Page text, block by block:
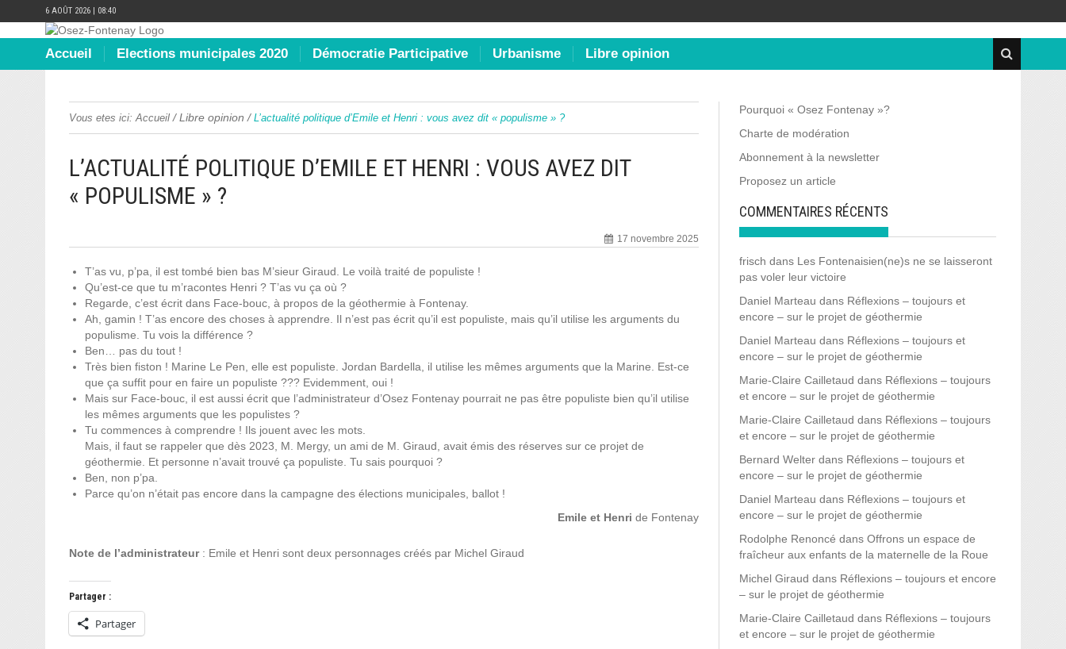
6 AOÛT 2026 | 08:40
Accueil Elections municipales 2020 Démocratie Participative Urbanisme Libre opinion
Vous etes ici: Accueil /Libre opinion / L’actualité politique d’Emile et Henri : vous avez dit « populisme » ?
L’ACTUALITÉ POLITIQUE D’EMILE ET HENRI : VOUS AVEZ DIT
« POPULISME » ?
17 novembre 2025
T’as vu, p’pa, il est tombé bien bas M’sieur Giraud. Le voilà traité de populiste !
Qu’est-ce que tu m’racontes Henri ? T’as vu ça où ?
Regarde, c’est écrit dans Face-bouc, à propos de la géothermie à Fontenay.
Ah, gamin ! T’as encore des choses à apprendre. Il n’est pas écrit qu’il est populiste, mais qu’il utilise les arguments du
populisme. Tu vois la différence ?
Ben… pas du tout !
Très bien fiston ! Marine Le Pen, elle est populiste. Jordan Bardella, il utilise les mêmes arguments que la Marine. Est-ce
que ça suffit pour en faire un populiste ??? Evidemment, oui !
Mais sur Face-bouc, il est aussi écrit que l’administrateur d’Osez Fontenay pourrait ne pas être populiste bien qu’il utilise
les mêmes arguments que les populistes ?
Tu commences à comprendre ! Ils jouent avec les mots.
Mais, il faut se rappeler que dès 2023, M. Mergy, un ami de M. Giraud, avait émis des réserves sur ce projet de
géothermie. Et personne n’avait trouvé ça populiste. Tu sais pourquoi ?
Ben, non p’pa.
Parce qu’on n’était pas encore dans la campagne des élections municipales, ballot !
Emile et Henri de Fontenay
Note de l’administrateur: Emile et Henri sont deux personnages créés par Michel Giraud
Partager :
Partager
Pourquoi « Osez Fontenay »?
Charte de modération
Abonnement à la newsletter
Proposez un article
COMMENTAIRES RÉCENTS
frisch dans Les Fontenaisien(ne)s ne se laisseront
pas voler leur victoire
Daniel Marteau dans Réflexions – toujours et
encore – sur le projet de géothermie
Daniel Marteau dans Réflexions – toujours et
encore – sur le projet de géothermie
Marie-Claire Cailletaud dans Réflexions – toujours
et encore – sur le projet de géothermie
Marie-Claire Cailletaud dans Réflexions – toujours
et encore – sur le projet de géothermie
Bernard Welter dans Réflexions – toujours et
encore – sur le projet de géothermie
Daniel Marteau dans Réflexions – toujours et
encore – sur le projet de géothermie
Rodolphe Renoncé dans Offrons un espace de
fraîcheur aux enfants de la maternelle de la Roue
Michel Giraud dans Réflexions – toujours et encore
– sur le projet de géothermie
Marie-Claire Cailletaud dans Réflexions – toujours
et encore – sur le projet de géothermie